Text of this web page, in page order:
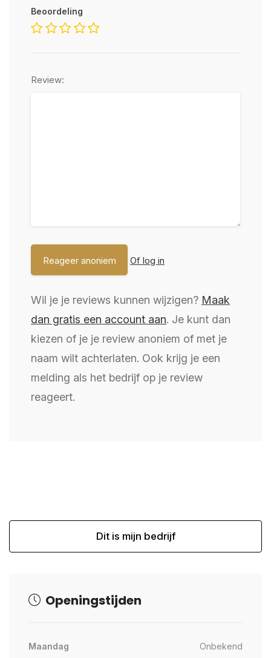
Beoordeling
Review:
Of log in
Wil je je reviews kunnen wijzigen? Maak
dan gratis een account aan. Je kunt dan
kiezen of je je review anoniem of met je
naam wilt achterlaten. Ook krijg je een
melding als het bedrijf op je review
reageert.
Dit is mijn bedrijf
Openingstijden
Maandag
Onbekend